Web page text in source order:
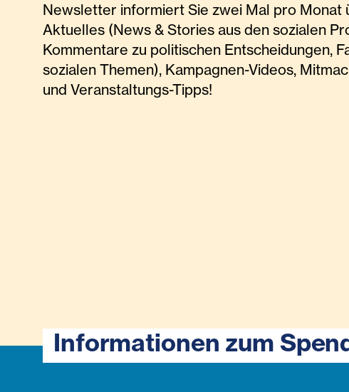
Newsletter informiert Sie zwei Mal pro Monat
Aktuelles (News & Stories aus den sozialen
Kommentare zu politischen Entscheidungen,
sozialen Themen), Kampagnen-Videos,
und Veranstaltungs-Tipps!
Informationen zum